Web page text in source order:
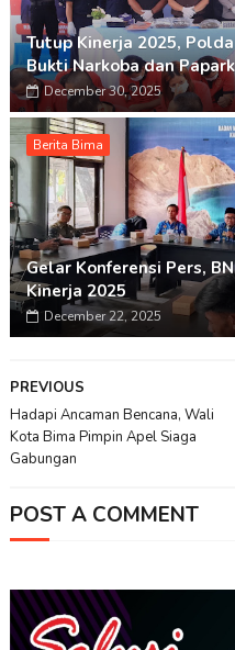
Tutup Kinerja 2025,
Bukti Narkoba dan
December 30, 2025
Berita Bima
Gelar Konferensi Pers,
Kinerja 2025
December 22, 2025
PREVIOUS
Hadapi Ancaman Bencana, Wali
Kota Bima Pimpin Apel Siaga
Gabungan
POST A COMMENT